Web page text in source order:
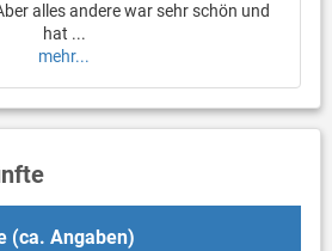
alles andere war sehr schön und
hat ...
mehr...
(ca. Angaben)